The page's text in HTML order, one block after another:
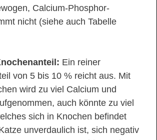
Calcium-Phosphor-
nicht (siehe auch Tabelle
Ein reiner
von 5 bis 10 % reicht aus. Mit
wird zu viel Calcium und
auch könnte zu viel
sich in Knochen befindet
unverdaulich ist, sich negativ